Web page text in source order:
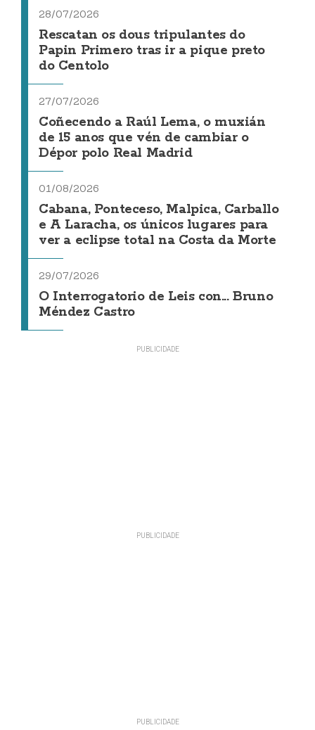
28/07/2026
Rescatan os dous tripulantes do
Papin Primero tras ir a pique preto
do Centolo
27/07/2026
Coñecendo a Raúl Lema, o muxián
de 15 anos que vén de cambiar o
Dépor polo Real Madrid
01/08/2026
Cabana, Ponteceso, Malpica, Carballo
e A Laracha, os únicos lugares para
ver a eclipse total na Costa da Morte
29/07/2026
O Interrogatorio de Leis con... Bruno
Méndez Castro